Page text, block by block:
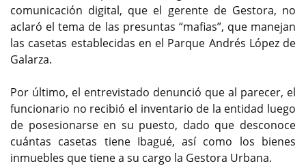
comunicación digital, que el gerente de Gestora, no
aclaró el tema de las presuntas “mafias”, que manejan
las casetas establecidas en el Parque Andrés López de
Galarza.
Por último, el entrevistado denunció que al parecer, el
funcionario no recibió el inventario de la entidad luego
de posesionarse en su puesto, dado que desconoce
cuántas casetas tiene Ibagué, así como los bienes
inmuebles que tiene a su cargo la Gestora Urbana.